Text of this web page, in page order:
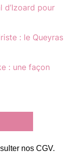
d’Izoard pour
: le Queyras
: une façon
nos CGV.